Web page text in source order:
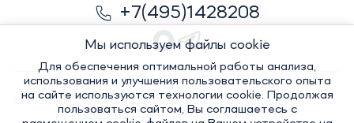
+7(495)1428208
© Элитный сувенир, 2022-2026. Все права защищены
Политика
Мы используем файлы cookie
Для обеспечения оптимальной работы анализа,
использования и улучшения пользовательского опыта
на сайте используются технологии cookie. Продолжая
пользоваться сайтом, Вы соглашаетесь с